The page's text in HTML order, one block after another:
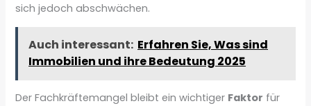
sich jedoch abschwächen.
Auch interessant: Erfahren Sie, Was sind
Immobilien und ihre Bedeutung 2025
Der Fachkräftemangel bleibt ein wichtiger Faktor für